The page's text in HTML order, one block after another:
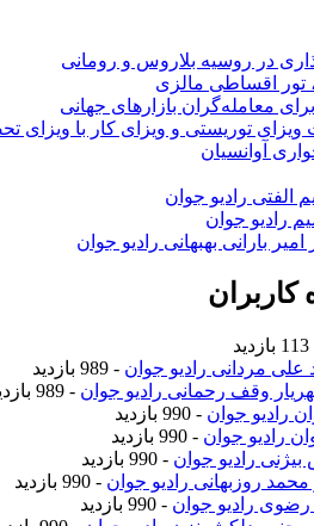
در روسیه بلاروس و رومانی
تور اقساطی مالزی
معامله‌گران بازارهای جهانی
توریستی و ویزای کار با ویزای
آوانسیان
الفتی رادیو جوان
رادیو جوان
بارانی بهبهانی رادیو جوان
علی مردانی رادیو جوان - 989 بازدید
وقف رحمانی رادیو جوان - 989 بازدید
رادیو جوان - 990 بازدید
رادیو جوان - 990 بازدید
رادیو جوان - 990 بازدید
محمد روزبهانی رادیو جوان - 990 بازدید
رضوی رادیو جوان - 990 بازدید